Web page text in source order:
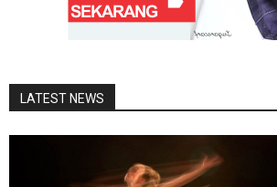
LATEST NEWS